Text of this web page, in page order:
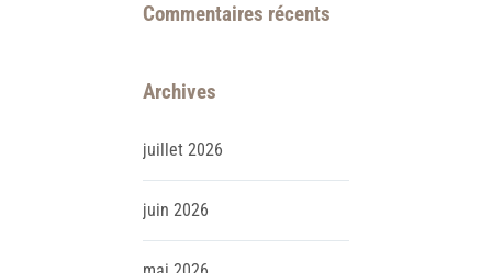
Commentaires récents
Archives
juillet 2026
juin 2026